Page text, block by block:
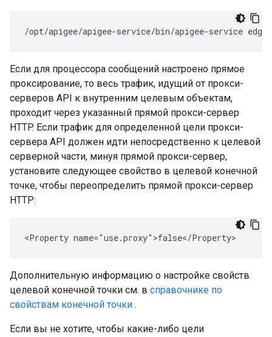
/opt/apigee/apigee-service/bin/apigee-service
Если для процессора сообщений настроено прямое
проксирование, то весь трафик, идущий от прокси-
серверов API к внутренним целевым объектам,
проходит через указанный прямой прокси-сервер
HTTP. Если трафик для определенной цели прокси-
сервера API должен идти непосредственно к целевой
серверной части, минуя прямой прокси-сервер,
установите следующее свойство в целевой конечной
точке, чтобы переопределить прямой прокси-сервер
HTTP:
<Property name="use.proxy">false</Property>
Дополнительную информацию о настройке свойств
целевой конечной точки см. в справочнике по
свойствам конечной точки .
Если вы не хотите, чтобы какие-либо цели